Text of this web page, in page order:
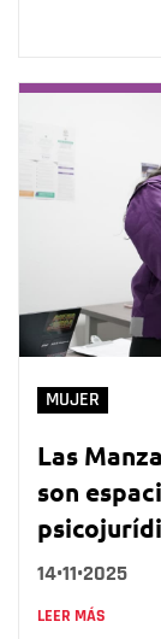
MUJER
Las
son
14•11•2025
LEER MÁS